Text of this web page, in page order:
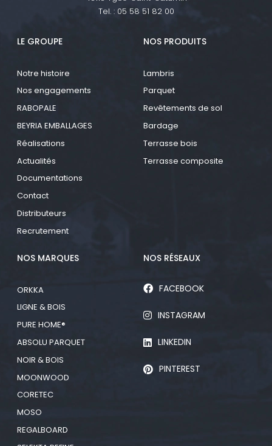
Tel. : 05 58 51 82 00
LE GROUPE
Notre histoire
Nos engagements
RABOPALE
BEYRIA EMBALLAGES
Réalisations
Actualités
Documentations
Contact
Distributeurs
Recrutement
NOS PRODUITS
Lambris
Parquet
Revêtements de sol
Bardage
Terrasse bois
Terrasse composite
NOS MARQUES
ORKKA
LIGNE & BOIS
PURE HOME®
ABSOLU PARQUET
NOIR & BOIS
MOONWOOD
CORETEC
MOSO
REGALBOARD
NOS RÉSEAUX
FACEBOOK
INSTAGRAM
LINKEDIN
PINTEREST